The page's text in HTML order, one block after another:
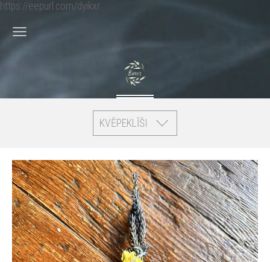
https://eepurl.com/dyikxr
KVĒPEKLĪŠI